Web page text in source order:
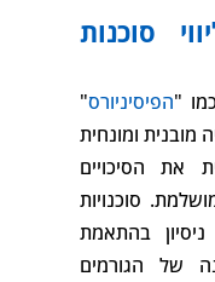
סוכנות
"הפיסיניורס"
מובנית ומונחית
את הסיכויים
סוכנויות
בהתאמת
של הגורמים